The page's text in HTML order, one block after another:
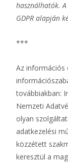
használhatók.
GDPR alapján
***
Az információs
továbbiakban:
Nemzeti
olyan
adatkezelési
közzétett
keresztül a